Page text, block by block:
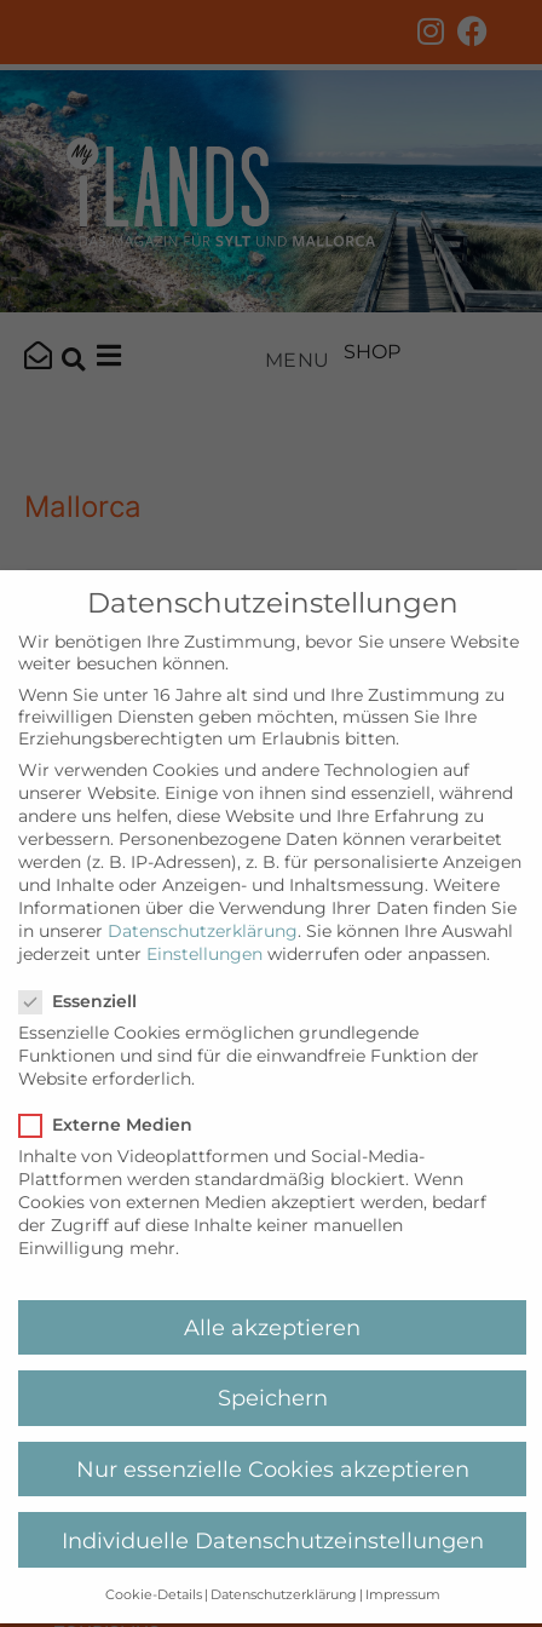
MENU SHOP
Mallorca
Es sind keine anstehenden Veranstaltungen vorhanden.
und
Suche
Anstehende
Datum
wählen.
Vergangene Veranstaltungen
SEP.
21
2025
21. September 2025 @ 0:00
Triatló Port de Palma
AUG.
25
25. August 2025 @ 0:00 -31. August 2025 @ 0:00
Rafa Nadal Open by Movistar
13 Regata Illes Balears Classics
MyiLands ist Ihre Website rund um Sylt und
Mallorca. Wir versorgen Sie mit den neuesten
Nachrichten, Lifestyleempfehlungen,
Genusshighlights und Insidertipps direkt von
Ihren Lieblingsinseln.
Kategorien
GENUSS
LIFESTYLE
Datenschutzeinstellungen
Wir benötigen Ihre Zustimmung, bevor Sie unsere Website
weiter besuchen können.
Wenn Sie unter 16 Jahre alt sind und Ihre Zustimmung zu
freiwilligen Diensten geben möchten, müssen Sie Ihre
Erziehungsberechtigten um Erlaubnis bitten.
Wir verwenden Cookies und andere Technologien auf
unserer Website. Einige von ihnen sind essenziell, während
andere uns helfen, diese Website und Ihre Erfahrung zu
verbessern. Personenbezogene Daten können verarbeitet
werden (z. B. IP-Adressen), z. B. für personalisierte Anzeigen
und Inhalte oder Anzeigen- und Inhaltsmessung. Weitere
Informationen über die Verwendung Ihrer Daten finden Sie
in unserer Datenschutzerklärung. Sie können Ihre Auswahl
jederzeit unter Einstellungen widerrufen oder anpassen.
Essenziell
Essenzielle Cookies ermöglichen grundlegende
Funktionen und sind für die einwandfreie Funktion der
Website erforderlich.
Externe Medien
Inhalte von Videoplattformen und Social-Media-
Plattformen werden standardmäßig blockiert. Wenn
Cookies von externen Medien akzeptiert werden, bedarf
der Zugriff auf diese Inhalte keiner manuellen
Einwilligung mehr.
Alle akzeptieren
Speichern
Nur essenzielle Cookies akzeptieren
Individuelle Datenschutzeinstellungen
Cookie-Details Datenschutzerklärung Impressum
Datenschutzeinstellungen